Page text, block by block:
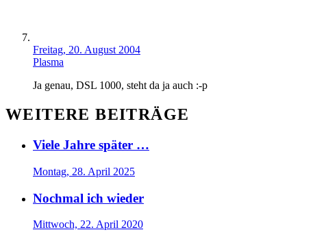
Freitag, 20. August 2004
Plasma
Ja genau, DSL 1000, steht da ja auch :-p
WEITERE BEITRÄGE
Viele Jahre später …
Montag, 28. April 2025
Nochmal ich wieder
Mittwoch, 22. April 2020